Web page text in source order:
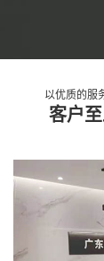
以优质的服
客户